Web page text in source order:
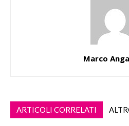
Marco
ARTICOLI CORRELATI